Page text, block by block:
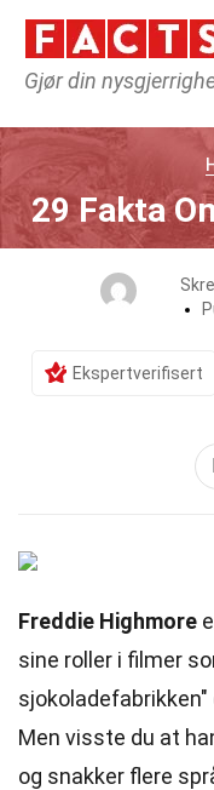
Gjør din
29 Fakta
Ekspertverifisert
Freddie Highmore
sine roller i filmer
sjokoladefabrikken"
Men visste du at
og snakker flere